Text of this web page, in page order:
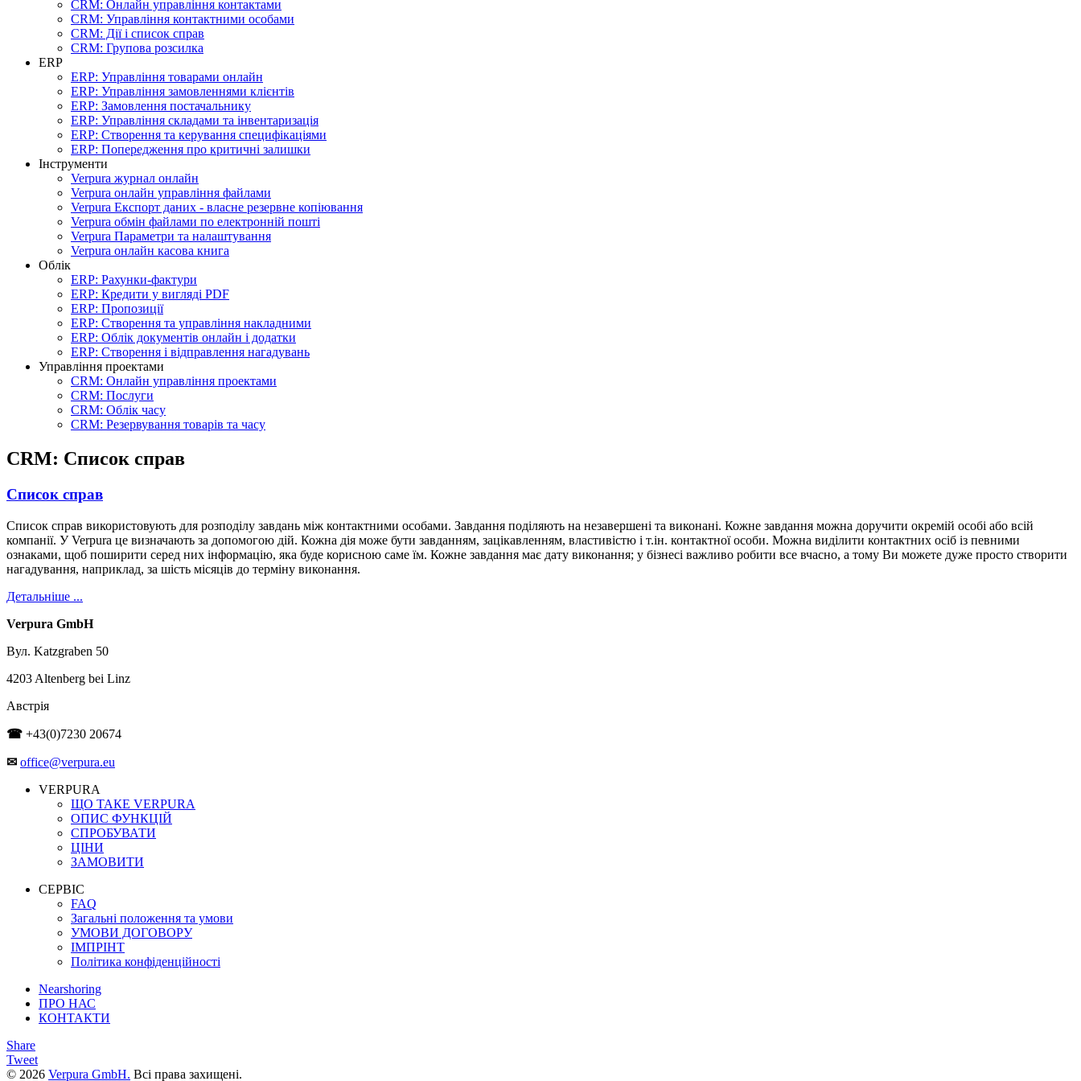
CRM: Онлайн управління контактами
CRM: Управління контактними особами
CRM: Дії і список справ
CRM: Групова розсилка
ERP
ERP: Управління товарами онлайн
ERP: Управління замовленнями клієнтів
ERP: Замовлення постачальнику
ERP: Управління складами та інвентаризація
ERP: Створення та керування специфікаціями
ERP: Попередження про критичні залишки
Інструменти
Verpura журнал онлайн
Verpura онлайн управління файлами
Verpura Експорт даних - власне резервне копіювання
Verpura обмін файлами по електронній пошті
Verpura Параметри та налаштування
Verpura онлайн касова книга
Облік
ERP: Рахунки-фактури
ERP: Кредити у вигляді PDF
ERP: Пропозиції
ERP: Створення та управління накладними
ERP: Облік документів онлайн і додатки
ERP: Створення і відправлення нагадувань
Управління проектами
CRM: Онлайн управління проектами
CRM: Послуги
CRM: Облік часу
CRM: Резервування товарів та часу
CRM: Список справ
Список справ
Список справ використовують для розподілу завдань між контактними особами. Завдання поділяють на незавершені та виконані. Кожне завдання можна доручити окремій особі або всій
компанії. У Verpura це визначають за допомогою дій. Кожна дія може бути завданням, зацікавленням, властивістю і т.ін. контактної особи. Можна виділити контактних осіб із певними
ознаками, щоб поширити серед них інформацію, яка буде корисною саме їм. Кожне завдання має дату виконання; у бізнесі важливо робити все вчасно, а тому Ви можете дуже просто створити
нагадування, наприклад, за шість місяців до терміну виконання.
Детальніше ...
Verpura GmbH
Вул. Katzgraben 50
4203 Altenberg bei Linz
Австрія
☎ +43(0)7230 20674
✉ office@verpura.eu
VERPURA
ЩО ТАКЕ VERPURA
ОПИС ФУНКЦІЙ
СПРОБУВАТИ
ЦІНИ
ЗАМОВИТИ
СЕРВІС
FAQ
Загальні положення та умови
УМОВИ ДОГОВОРУ
ІМПРІНТ
Політика конфіденційності
Nearshoring
ПРО НАС
КОНТАКТИ
Share
Tweet
© 2026 Verpura GmbH. Всі права захищені.